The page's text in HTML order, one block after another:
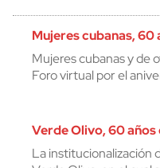
Mujeres cubanas, 60
Mujeres cubanas y de
Foro virtual por el
Verde Olivo, 60
La institucionalización